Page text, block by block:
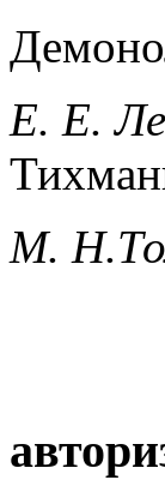
Е. Е.
М.